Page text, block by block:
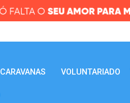
CARAVANAS VOLUNTARIADO